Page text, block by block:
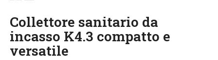
Collettore sanitario da
incasso K4.3 compatto e
versatile